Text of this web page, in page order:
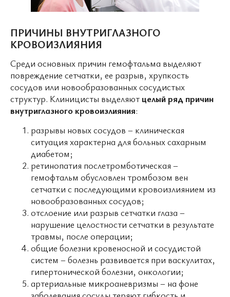
ПРИЧИНЫ ВНУТРИГЛАЗНОГО
КРОВОИЗЛИЯНИЯ
Среди основных причин гемофтальма выделяют
повреждение сетчатки, ее разрыв, хрупкость
сосудов или новообразованных сосудистых
структур. Клиницисты выделяют целый ряд причин
внутриглазного кровоизлияния:
разрывы новых сосудов – клиническая
ситуация характерна для больных сахарным
диабетом;
ретинопатия послетромботическая –
гемофтальм обусловлен тромбозом вен
сетчатки с последующими кровоизлиянием из
новообразованных сосудов;
отслоение или разрыв сетчатки глаза –
нарушение целостности сетчатки в результате
травмы, после операции;
общие болезни кровеносной и сосудистой
систем – болезнь развивается при васкулитах,
гипертонической болезни, онкологии;
артериальные микроаневризмы – на фоне